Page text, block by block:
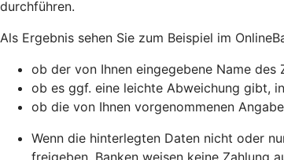
durchführen.
Als Ergebnis sehen Sie zum Beispiel im
ob der von Ihnen eingegebene Name
ob es ggf. eine leichte Abweichung gibt,
ob die von Ihnen vorgenommenen
Wenn die hinterlegten Daten nicht oder
freigeben. Banken weisen keine Zahlung